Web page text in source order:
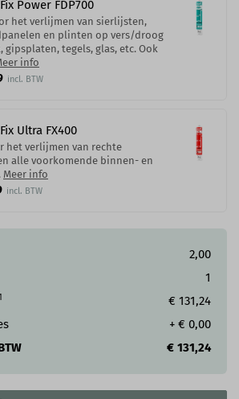
2,00
1
€ 131,24
+ € 0,00
€ 131,24
Power​ FDP700
het verlijmen van sierlijsten,
en plinten op vers/droog
gipsplaten, tegels, glas, etc. Ook
info
Ultra FX400
het verlijmen van rechte
alle voorkomende binnen- en
Meer info